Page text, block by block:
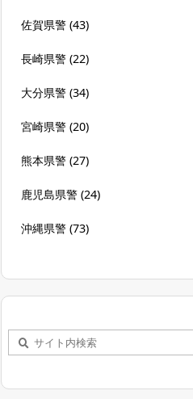
佐賀県警 (43)
長崎県警 (22)
大分県警 (34)
宮崎県警 (20)
熊本県警 (27)
鹿児島県警 (24)
沖縄県警 (73)